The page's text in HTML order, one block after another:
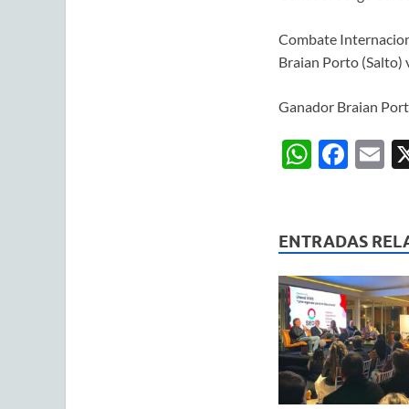
Combate
Braian Porto (Salto)
Ganador Braian
W
s
A
p
p
F
b
o
o
k
E
ENTRADAS